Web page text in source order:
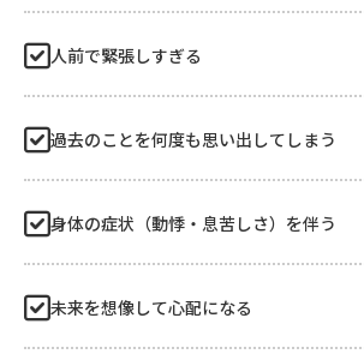
人前で緊張しすぎる
過去のことを何度も思い出してしまう
身体の症状（動悸・息苦しさ）を伴う
未来を想像して心配になる